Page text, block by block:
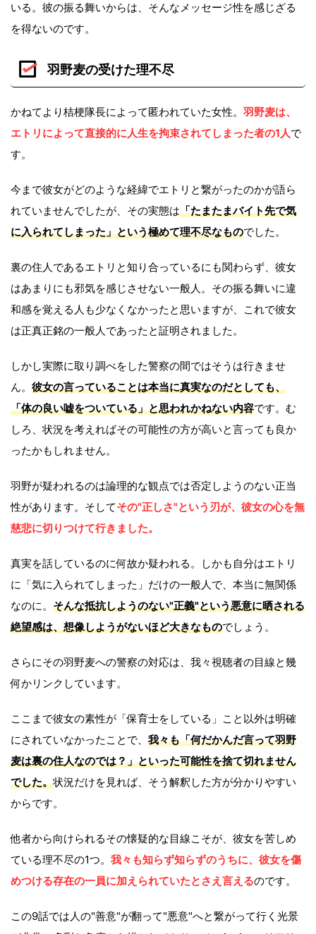
いる。彼の振る舞いからは、そんなメッセージ性を感じざる
を得ないのです。
羽野麦の受けた理不尽
かねてより桔梗隊長によって匿われていた女性。 羽野麦は、
エトリによって直接的に人生を拘束されてしまった者の1人で
す。
今まで彼女がどのような経緯でエトリと繋がったのかが語ら
れていませんでしたが、その実態は「たまたまバイト先で気
に入られてしまった」という極めて理不尽なものでした。
裏の住人であるエトリと知り合っているにも関わらず、彼女
はあまりにも邪気を感じさせない一般人。その振る舞いに違
和感を覚える人も少なくなかったと思いますが、これで彼女
は正真正銘の一般人であったと証明されました。
しかし実際に取り調べをした警察の間ではそうは行きませ
ん。 彼女の言っていることは本当に真実なのだとしても、
「体の良い嘘をついている」と思われかねない内容です。む
しろ、状況を考えればその可能性の方が高いと言っても良か
ったかもしれません。
羽野が疑われるのは論理的な観点では否定しようのない正当
性があります。そしてその"正しさ"という刃が、彼女の心を無
慈悲に切りつけて行きました。
真実を話しているのに何故か疑われる。しかも自分はエトリ
に「気に入られてしまった」だけの一般人で、本当に無関係
なのに。 そんな抵抗しようのない"正義"という悪意に晒される
絶望感は、想像しようがないほど大きなものでしょう。
さらにその羽野麦への警察の対応は、我々視聴者の目線と幾
何かリンクしています。
ここまで彼女の素性が「保育士をしている」こと以外は明確
にされていなかったことで、 我々も「何だかんだ言って羽野
麦は裏の住人なのでは？」といった可能性を捨て切れません
でした。状況だけを見れば、そう解釈した方が分かりやすい
からです。
他者から向けられるその懐疑的な目線こそが、彼女を苦しめ
ている理不尽の1つ。 我々も知らず知らずのうちに、彼女を傷
めつける存在の一員に加えられていたとさえ言えるのです。
この9話では人の"善意"が翻って"悪意"へと繋がって行く光景